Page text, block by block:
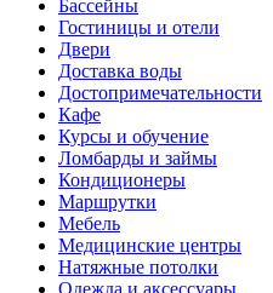
Бассейны
Гостиницы и отели
Двери
Доставка воды
Достопримечательности
Кафе
Курсы и обучение
Ломбарды и займы
Кондиционеры
Маршрутки
Мебель
Медицинские центры
Натяжные потолки
Одежда и аксессуары